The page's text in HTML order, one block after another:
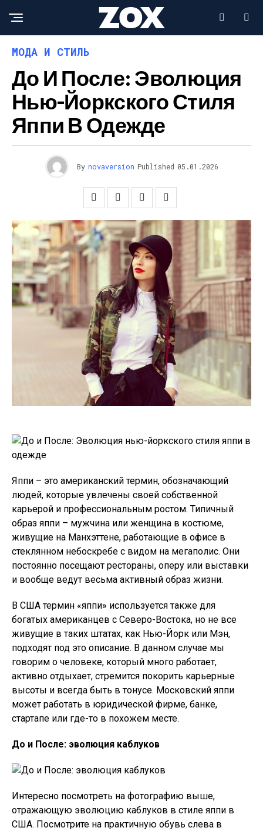
МОДА И СТИЛЬ
До И После: Эволюция
Нью-Йоркского Стиля
Яппи В Одежде
By novaversion Published 05.01.2026
Яппи – это американский термин, обозначающий
людей, которые увлечены своей собственной
карьерой и профессиональным ростом. Типичный
образ яппи – мужчина или женщина в костюме,
живущие на Манхэттене, работающие в офисе в
стеклянном небоскребе с видом на мегаполис. Они
постоянно посещают рестораны, оперу или выставки
и вообще ведут весьма активный образ жизни.
В США термин «яппи» используется также для
богатых американцев с Северо-Востока, но не все
живущие в таких штатах, как Нью-Йорк или Мэн,
подходят под это описание. В данном случае мы
говорим о человеке, который много работает,
активно отдыхает, стремится покорить карьерные
высоты и всегда быть в тонусе. Московский яппи
может работать в юридической фирме, банке,
стартапе или где-то в похожем месте.
До и После: эволюция каблуков
Интересно посмотреть на фотографию выше,
отражающую эволюцию каблуков в стиле яппи в
США. Посмотрите на практичную обувь слева в